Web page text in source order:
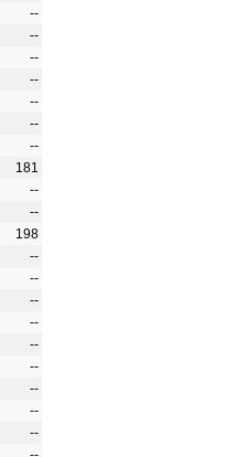
--
--
--
--
--
--
--
181
--
--
198
--
--
--
--
--
--
--
--
--